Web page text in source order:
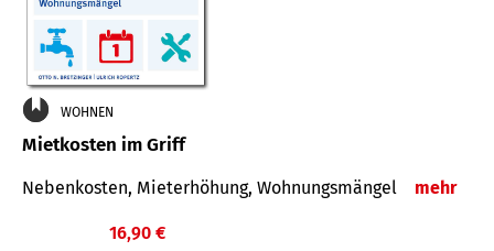
WOHNEN
Mietkosten im Griff
Nebenkosten, Mieterhöhung, Wohnungsmängel mehr
16,90 €